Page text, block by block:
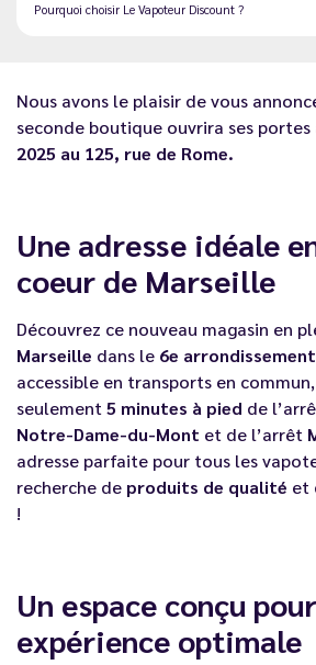
Pourquoi choisir Le Vapoteur Discount ?
Nous avons le plaisir de vous
seconde boutique ouvrira ses
2025 au 125, rue de Rome.
Une adresse idéale
coeur de Marseille
Découvrez ce nouveau magasin en
Marseille dans le 6e arrondissement
accessible en transports en
seulement 5 minutes à pied de
Notre-Dame-du-Mont et de l’arrêt
adresse parfaite pour tous les
recherche de produits de qualité et
!
Un espace conçu
expérience optimale